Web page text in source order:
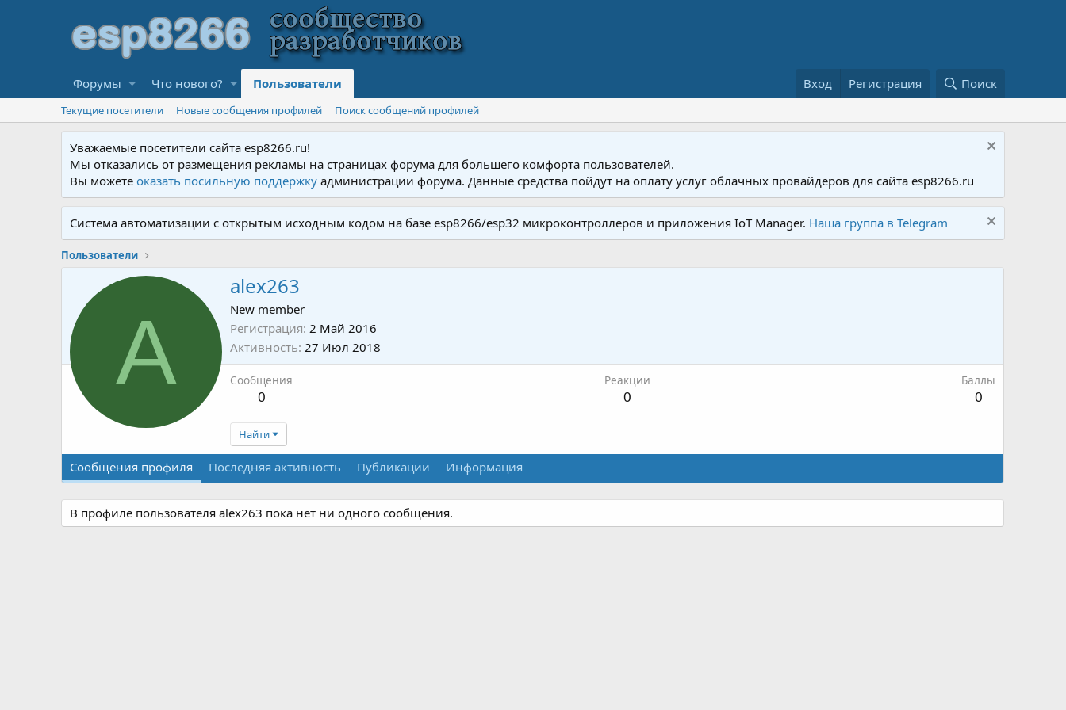
Форумы Что нового? Пользователи Вход Регистрация Поиск
Текущие посетители Новые сообщения профилей Поиск сообщений профилей
Уважаемые посетители сайта esp8266.ru!
Мы отказались от размещения рекламы на страницах форума для большего комфорта пользователей.
Вы можетеоказать посильную поддержку администрации форума. Данные средства пойдут на оплату услуг облачных провайдеров для сайта esp8266.ru
Система автоматизации с открытым исходным кодом на базе esp8266/esp32 микроконтроллеров и приложения IoT Manager. Наша группа в Telegram
Пользователи
A
alex263
New member
Регистрация 2 Май 2016
Активность 27 Июл 2018
Сообщения
0
Реакции
0
Баллы
0
Найти
Сообщения профиля Последняя активность Публикации Информация
В профиле пользователя alex263 пока нет ни одного сообщения.